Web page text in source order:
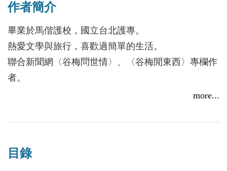
場，帶你一起重溫暗戀的滋味
2015/11/06
作者簡介
畢業於馬偕護校，國立台北護專。
熱愛文學與旅行，喜歡過簡單的生活。
聯合新聞網〈谷梅問世情〉、〈谷梅閒東西〉專欄作
者。
著有長篇小說《飛往蘇美島的機票》、《教慾》、
世情》。
臉書：elainetung1967
more...
目錄